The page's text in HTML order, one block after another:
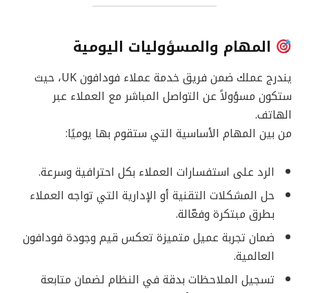
المهام والمسؤوليات اليومية
يندرج عملك ضمن فريق خدمة عملاء فودافون UK، حيث
ستكون مسؤولاً عن التواصل المباشر مع العملاء عبر
الهاتف.
من بين المهام الأساسية التي ستقوم بها يوميًا:
الرد على استفسارات العملاء بكل احترافية وسرعة.
حل المشكلات التقنية أو الإدارية التي تواجه العملاء
بطرق مبتكرة وفعّالة.
ضمان تجربة عميل متميزة تعكس قيم وجودة فودافون
العالمية.
تسجيل الملاحظات بدقة في النظام لضمان متابعة